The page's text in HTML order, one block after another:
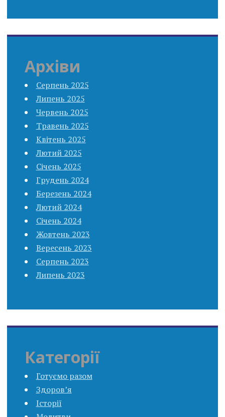
Архіви
Серпень 2025
Липень 2025
Червень 2025
Травень 2025
Квітень 2025
Лютий 2025
Січень 2025
Грудень 2024
Березень 2024
Лютий 2024
Січень 2024
Жовтень 2023
Вересень 2023
Серпень 2023
Липень 2023
Категорії
Готуємо разом
Здоров’я
Історії